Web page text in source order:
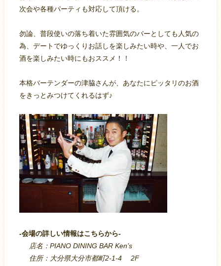
次会や各種パーティも対応して頂ける。
勿論、普段使いの落ち着いた雰囲気のバーとしても人気の
為、デートでゆっくりお話しを楽しみたい時や、一人でお
酒を楽しみたい時にもおススメ！！
本格バーテンダーの津脇さんが、あなたにピッタリのお酒
をきっとみつけてくれるはず♪
-会場の詳しい情報はこちらから-
店名：PIANO DINING BAR Ken’s
住所：大分県大分市都町2-1-42F